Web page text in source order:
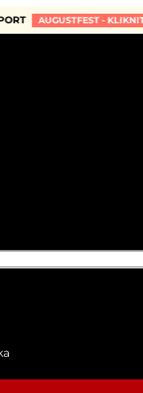
AUGUSTFEST - KLIKNITE TU